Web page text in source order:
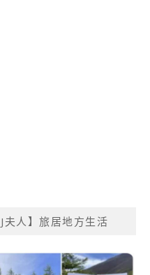
夫人】旅居地方生活